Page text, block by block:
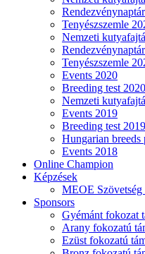
Tenyészszemle
Nemzeti
Tenyészszemle
Events 2020
Breeding test 2020
Nemzeti
Events 2019
Breeding test 2019
Hungarian breeds
Events 2018
Online Champion
Képzések
MEOE
Sponsors
Gyémánt fokozat
Arany fokozatú
Ezüst fokozatú